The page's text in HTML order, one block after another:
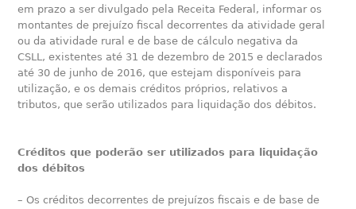
em prazo a ser divulgado pela Receita Federal, informar os
montantes de prejuízo fiscal decorrentes da atividade geral
ou da atividade rural e de base de cálculo negativa da
CSLL, existentes até 31 de dezembro de 2015 e declarados
até 30 de junho de 2016, que estejam disponíveis para
utilização, e os demais créditos próprios, relativos a
tributos, que serão utilizados para liquidação dos débitos.
Créditos que poderão ser utilizados para liquidação
dos débitos
– Os créditos decorrentes de prejuízos fiscais e de base de